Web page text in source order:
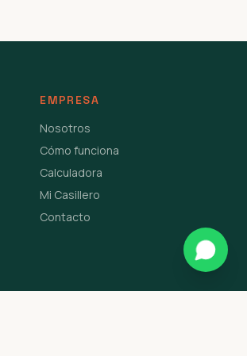
EMPRESA
Nosotros
Cómo funciona
Calculadora
Mi Casillero
Contacto